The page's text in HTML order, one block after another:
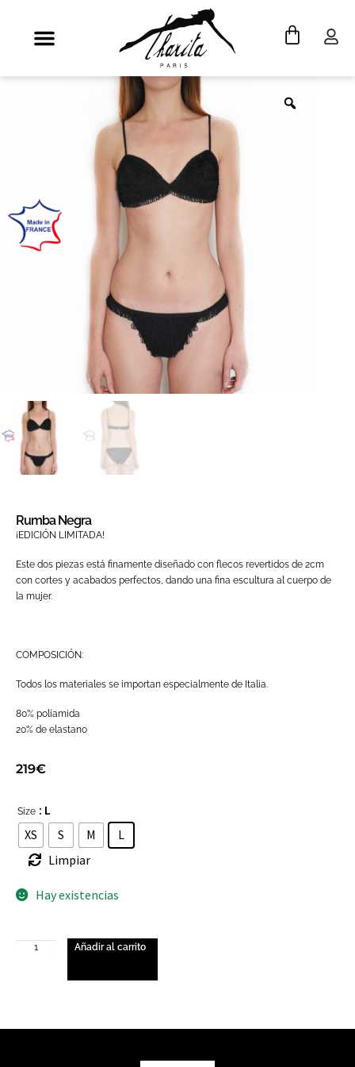
Rumba Negra
¡EDICIÓN LIMITADA!
Este dos piezas está finamente diseñado con flecos revertidos de 2cm
con cortes y acabados perfectos, dando una fina escultura al cuerpo de
la mujer.
COMPOSICIÓN:
Todos los materiales se importan especialmente de Italia.
80% poliamida
20% de elastano
219€
Size : L
XS
S M
L
Limpiar
Hay existencias
Añadir al carrito